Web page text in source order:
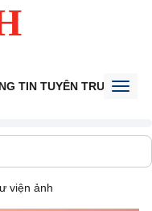
TIN TUYÊN TRUYỀN
viện ảnh